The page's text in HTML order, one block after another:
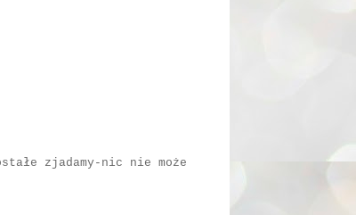
zjadamy-nic nie może